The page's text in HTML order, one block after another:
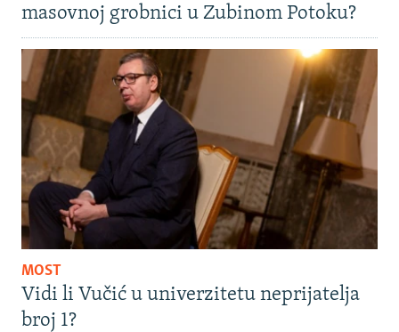
masovnoj grobnici u Zubinom Potoku?
MOST
Vidi li Vučić u univerzitetu neprijatelja
broj 1?